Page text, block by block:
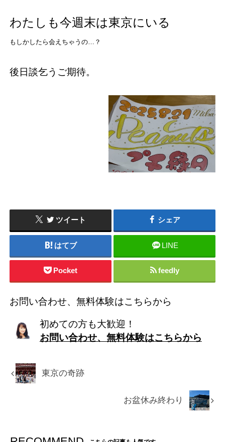
わたしも今週末は東京にいる
もしかしたら会えちゃうの…？
後日談乞うご期待。
ツイート シェア
はてブ LINE
Pocket feedly
お問い合わせ、無料体験はこちらから
初めての方も大歓迎！
お問い合わせ、無料体験はこちらから
東京の奇跡
お盆休み終わり